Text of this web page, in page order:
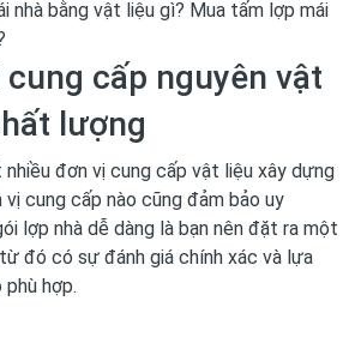
nhà bằng vật liệu gì? Mua tấm lợp mái
cấp nguyên vật
lượng
đơn vị cung cấp vật liệu xây dựng
cung cấp nào cũng đảm bảo uy
lợp nhà dễ dàng là bạn nên đặt ra một
đó có sự đánh giá chính xác và lựa
hợp.